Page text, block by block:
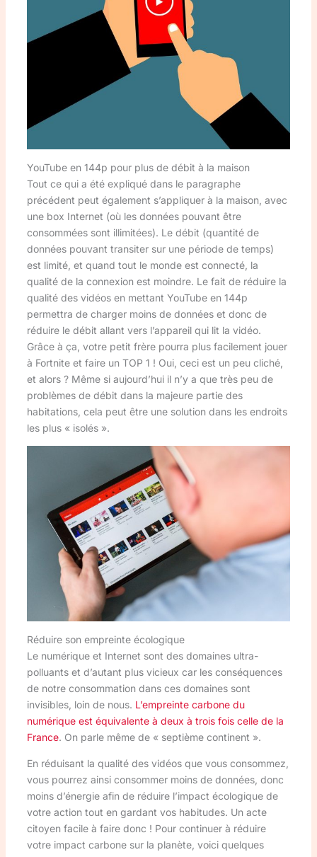
YouTube en 144p pour plus de débit à la maison
Tout ce qui a été expliqué dans le paragraphe
précédent peut également s’appliquer à la maison, avec
une box Internet (où les données pouvant être
consommées sont illimitées). Le débit (quantité de
données pouvant transiter sur une période de temps)
est limité, et quand tout le monde est connecté, la
qualité de la connexion est moindre. Le fait de réduire la
qualité des vidéos en mettant YouTube en 144p
permettra de charger moins de données et donc de
réduire le débit allant vers l’appareil qui lit la vidéo.
Grâce à ça, votre petit frère pourra plus facilement jouer
à Fortnite et faire un TOP 1 ! Oui, ceci est un peu cliché,
et alors ? Même si aujourd’hui il n’y a que très peu de
problèmes de débit dans la majeure partie des
habitations, cela peut être une solution dans les endroits
les plus « isolés ».
Réduire son empreinte écologique
Le numérique et Internet sont des domaines ultra-
polluants et d’autant plus vicieux car les conséquences
de notre consommation dans ces domaines sont
invisibles, loin de nous. L’empreinte carbone du
numérique est équivalente à deux à trois fois celle de la
France. On parle même de « septième continent ».
En réduisant la qualité des vidéos que vous consommez,
vous pourrez ainsi consommer moins de données, donc
moins d’énergie afin de réduire l’impact écologique de
votre action tout en gardant vos habitudes. Un acte
citoyen facile à faire donc ! Pour continuer à réduire
votre impact carbone sur la planète, voici quelques